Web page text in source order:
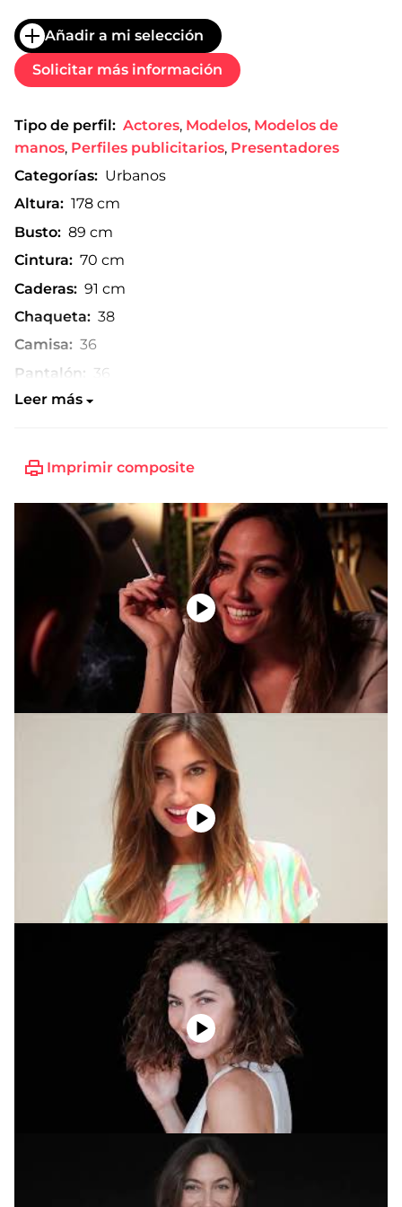
Añadir a mi selección
Solicitar más información
Tipo de perfil: Actores, Modelos, Modelos de
manos, Perfiles publicitarios, Presentadores
Categorías: Urbanos
Altura: 178 cm
Busto: 89 cm
Cintura: 70 cm
Caderas: 91 cm
Chaqueta: 38
Camisa: 36
Pantalón: 36
Talla de zapato:
Leer más
Imprimir composite